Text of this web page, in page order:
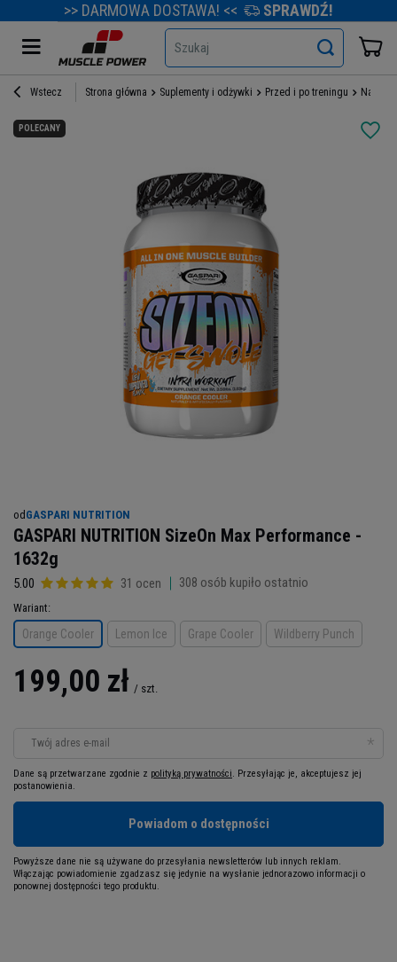
>> DARMOWA DOSTAWA! << SPRAWDŹ!
Szukaj
Wstecz Strona główna Suplementy i odżywki Przed i po treningu Na
POLECANY
od GASPARI NUTRITION
GASPARI NUTRITION SizeOn Max Performance -
1632g
5.00 31 ocen 308 osób kupiło ostatnio
Wariant
Orange Cooler Lemon Ice Grape Cooler Wildberry Punch
199,00 zł / szt.
Twój adres e-mail
Dane są przetwarzane zgodnie z polityką prywatności. Przesyłając je, akceptujesz jej
postanowienia.
Powiadom o dostępności
Powyższe dane nie są używane do przesyłania newsletterów lub innych reklam.
Włączając powiadomienie zgadzasz się jedynie na wysłanie jednorazowo informacji o
ponownej dostępności tego produktu.